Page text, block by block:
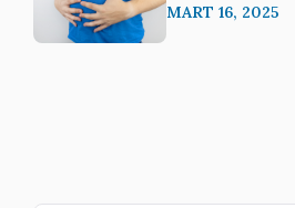
MART 16, 2025